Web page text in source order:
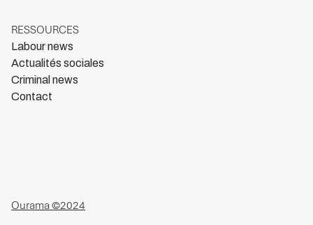
RESSOURCES
Labour news
Actualités sociales
Criminal news
Contact
Ourama ©2024